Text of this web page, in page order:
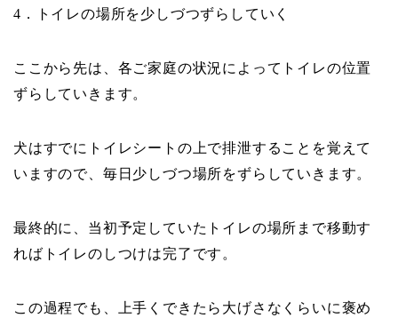
4 ．トイレの場所を少しづつずらしていく
ここから先は、各ご家庭の状況によってトイレの位置
ずらしていきます。
犬はすでにトイレシートの上で排泄することを覚えて
いますので、毎日少しづつ場所をずらしていきます。
最終的に、当初予定していたトイレの場所まで移動す
ればトイレのしつけは完了です。
この過程でも、上手くできたら大げさなくらいに褒め